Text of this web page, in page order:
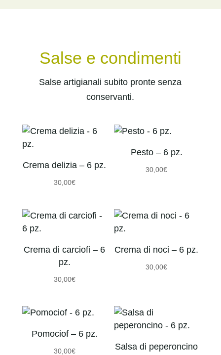
Salse e condimenti
Salse artigianali subito pronte senza
conservanti.
Crema delizia – 6 pz.
30,00€
Pesto – 6 pz.
30,00€
Crema di carciofi – 6
pz.
30,00€
Crema di noci – 6 pz.
30,00€
Pomociof – 6 pz.
30,00€
Salsa di peperoncino